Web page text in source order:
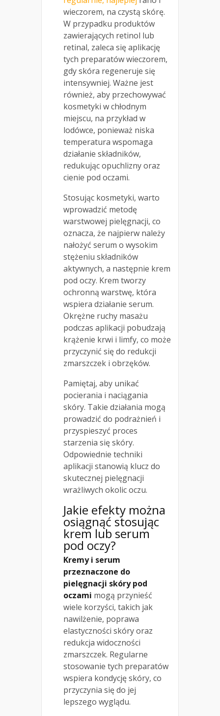
wieczorem, na czystą skórę.
W przypadku produktów
zawierających retinol lub
retinal, zaleca się aplikację
tych preparatów wieczorem,
gdy skóra regeneruje się
intensywniej. Ważne jest
również, aby przechowywać
kosmetyki w chłodnym
miejscu, na przykład w
lodówce, ponieważ niska
temperatura wspomaga
działanie składników,
redukując opuchlizny oraz
cienie pod oczami.
Stosując kosmetyki, warto
wprowadzić metodę
warstwowej pielęgnacji, co
oznacza, że najpierw należy
nałożyć serum o wysokim
stężeniu składników
aktywnych, a następnie krem
pod oczy. Krem tworzy
ochronną warstwę, która
wspiera działanie serum.
Okrężne ruchy masażu
podczas aplikacji pobudzają
krążenie krwi i limfy, co może
przyczynić się do redukcji
zmarszczek i obrzęków.
Pamiętaj, aby unikać
pocierania i naciągania
skóry. Takie działania mogą
prowadzić do podrażnień i
przyspieszyć proces
starzenia się skóry.
Odpowiednie techniki
aplikacji stanowią klucz do
skutecznej pielęgnacji
wrażliwych okolic oczu.
Jakie efekty można
osiągnąć stosując
krem lub serum
pod oczy?
Kremy i serum
przeznaczone do
pielęgnacji skóry pod
oczami mogą przynieść
wiele korzyści, takich jak
nawilżenie, poprawa
elastyczności skóry oraz
redukcja widoczności
zmarszczek. Regularne
stosowanie tych preparatów
wspiera kondycję skóry, co
przyczynia się do jej
lepszego wyglądu.